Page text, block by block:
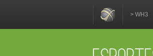
> WH3